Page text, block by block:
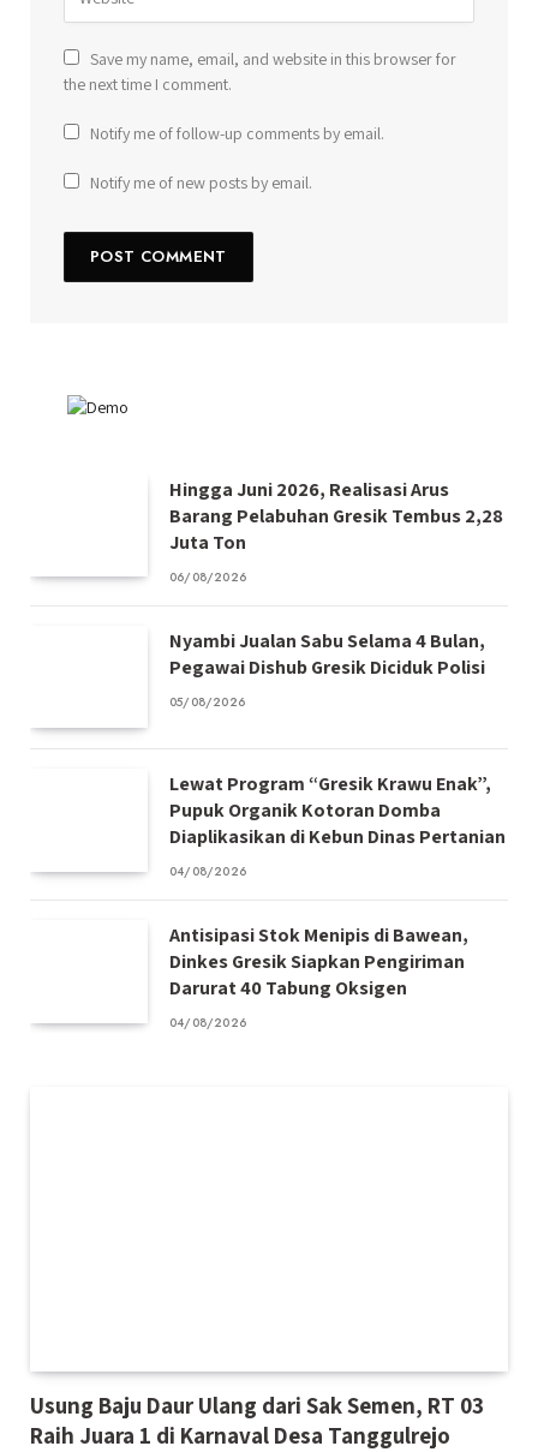
Save my name, email, and website in this browser for
the next time I comment.
Notify me of follow-up comments by email.
Notify me of new posts by email.
Hingga Juni 2026, Realisasi Arus
Barang Pelabuhan Gresik Tembus 2,28
Juta Ton
06/08/2026
Nyambi Jualan Sabu Selama 4 Bulan,
Pegawai Dishub Gresik Diciduk Polisi
05/08/2026
Lewat Program “Gresik Krawu Enak”,
Pupuk Organik Kotoran Domba
Diaplikasikan di Kebun Dinas Pertanian
04/08/2026
Antisipasi Stok Menipis di Bawean,
Dinkes Gresik Siapkan Pengiriman
Darurat 40 Tabung Oksigen
04/08/2026
Usung Baju Daur Ulang dari Sak Semen, RT 03
Raih Juara 1 di Karnaval Desa Tanggulrejo